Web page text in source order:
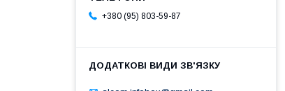
+380 (95) 803-59-87